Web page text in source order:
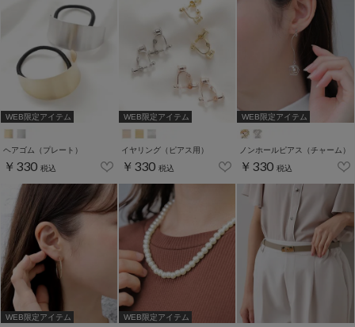
WEB限定アイテム
ヘアゴム（プレート）
￥330 税込
WEB限定アイテム
イヤリング（ピアス用）
￥330 税込
WEB限定アイテム
ノンホールピアス（チャーム）
￥330 税込
WEB限定アイテム WEB限定アイテム